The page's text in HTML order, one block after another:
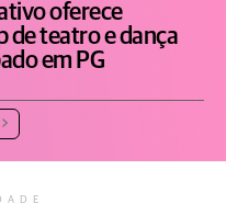
oferece
de teatro e dança
em PG